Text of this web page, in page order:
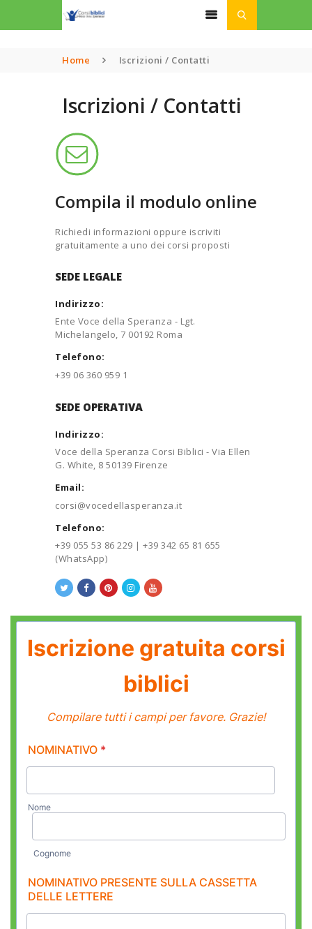
Home Iscrizioni / Contatti
Iscrizioni / Contatti
CHI SIAMO
CORSI
PODCAST
LINK UTILI
ISCRIZIONI
DONAZIONI
Compila il modulo online
Richiedi informazioni oppure iscriviti
gratuitamente a uno dei corsi proposti
SEDE LEGALE
Indirizzo:
Ente Voce della Speranza - Lgt.
Michelangelo, 7 00192 Roma
Telefono:
+39 06 360 959 1
SEDE OPERATIVA
Indirizzo:
Voce della Speranza Corsi Biblici - Via Ellen
G. White, 8 50139 Firenze
Email:
corsi@vocedellasperanza.it
Telefono:
+39 055 53 86 229 | +39 342 65 81 655
(WhatsApp)